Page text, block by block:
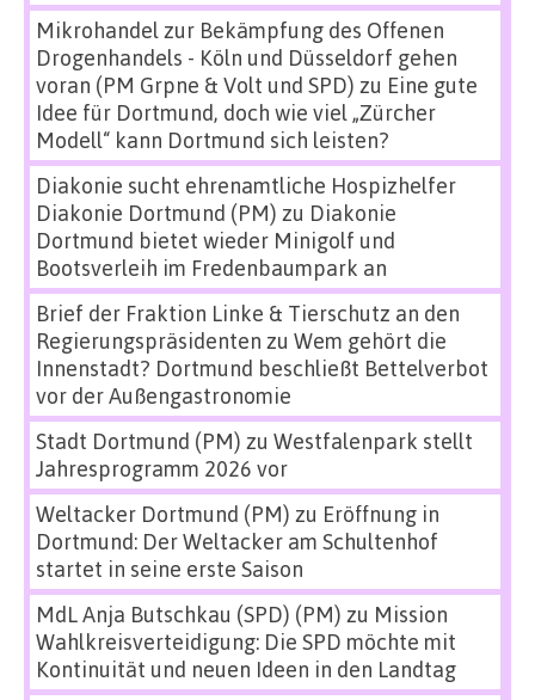
Mikrohandel zur Bekämpfung des Offenen
Drogenhandels - Köln und Düsseldorf gehen
voran (PM Grpne & Volt und SPD) zu Eine gute
Idee für Dortmund, doch wie viel „Zürcher
Modell“ kann Dortmund sich leisten?
Diakonie sucht ehrenamtliche Hospizhelfer
Diakonie Dortmund (PM) zu Diakonie
Dortmund bietet wieder Minigolf und
Bootsverleih im Fredenbaumpark an
Brief der Fraktion Linke & Tierschutz an den
Regierungspräsidenten zu Wem gehört die
Innenstadt? Dortmund beschließt Bettelverbot
vor der Außengastronomie
Stadt Dortmund (PM) zu Westfalenpark stellt
Jahresprogramm 2026 vor
Weltacker Dortmund (PM) zu Eröffnung in
Dortmund: Der Weltacker am Schultenhof
startet in seine erste Saison
MdL Anja Butschkau (SPD) (PM) zu Mission
Wahlkreisverteidigung: Die SPD möchte mit
Kontinuität und neuen Ideen in den Landtag